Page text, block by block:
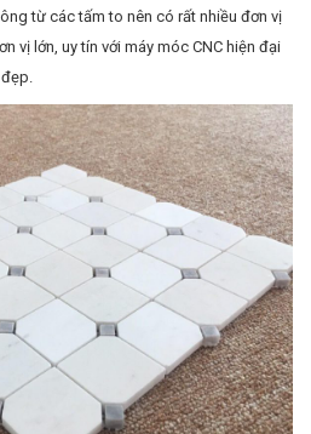
từ các tấm to nên có rất nhiều đơn vị
vị lớn, uy tín với máy móc CNC hiện đại